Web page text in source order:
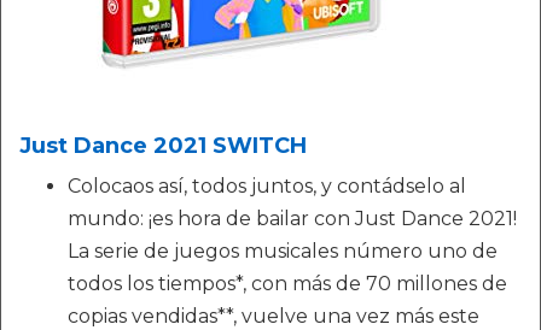
Just Dance 2021 SWITCH
Colocaos así, todos juntos, y contádselo al
mundo: ¡es hora de bailar con Just Dance 2021!
La serie de juegos musicales número uno de
todos los tiempos*, con más de 70 millones de
copias vendidas**, vuelve una vez más este